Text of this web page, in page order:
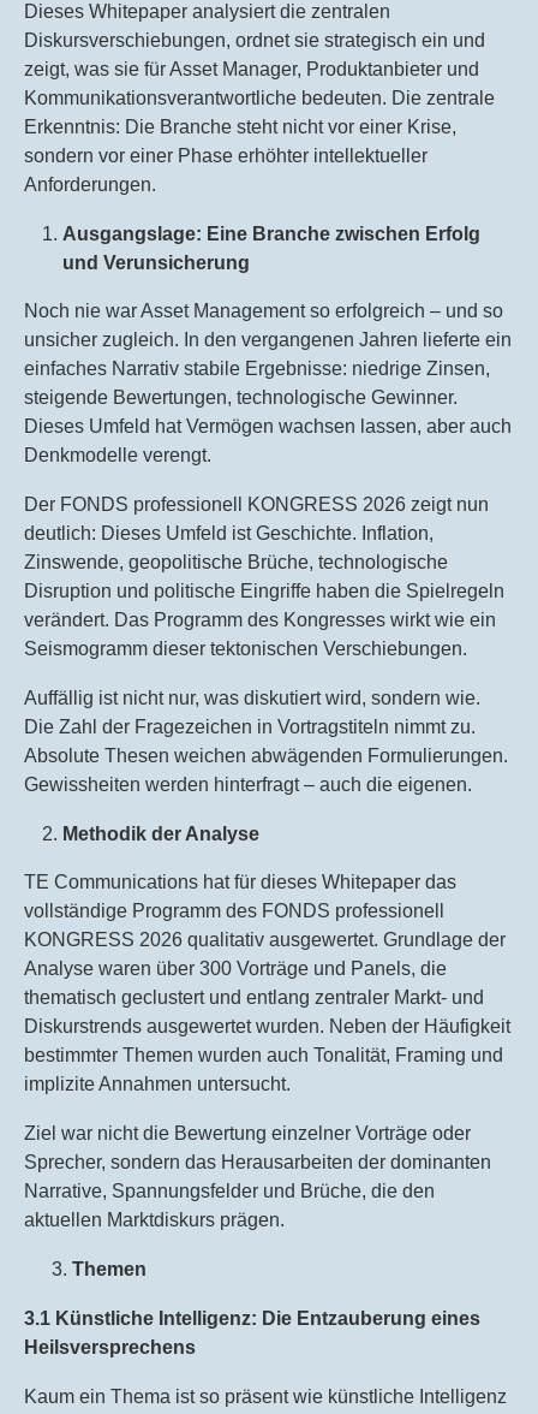
Dieses Whitepaper analysiert die zentralen
Diskursverschiebungen, ordnet sie strategisch ein und
zeigt, was sie für Asset Manager, Produktanbieter und
Kommunikationsverantwortliche bedeuten. Die zentrale
Erkenntnis: Die Branche steht nicht vor einer Krise,
sondern vor einer Phase erhöhter intellektueller
Anforderungen.
Ausgangslage: Eine Branche zwischen Erfolg
und Verunsicherung
Noch nie war Asset Management so erfolgreich – und so
unsicher zugleich. In den vergangenen Jahren lieferte ein
einfaches Narrativ stabile Ergebnisse: niedrige Zinsen,
steigende Bewertungen, technologische Gewinner.
Dieses Umfeld hat Vermögen wachsen lassen, aber auch
Denkmodelle verengt.
Der FONDS professionell KONGRESS 2026 zeigt nun
deutlich: Dieses Umfeld ist Geschichte. Inflation,
Zinswende, geopolitische Brüche, technologische
Disruption und politische Eingriffe haben die Spielregeln
verändert. Das Programm des Kongresses wirkt wie ein
Seismogramm dieser tektonischen Verschiebungen.
Auffällig ist nicht nur, was diskutiert wird, sondern wie.
Die Zahl der Fragezeichen in Vortragstiteln nimmt zu.
Absolute Thesen weichen abwägenden Formulierungen.
Gewissheiten werden hinterfragt – auch die eigenen.
Methodik der Analyse
TE Communications hat für dieses Whitepaper das
vollständige Programm des FONDS professionell
KONGRESS 2026 qualitativ ausgewertet. Grundlage der
Analyse waren über 300 Vorträge und Panels, die
thematisch geclustert und entlang zentraler Markt- und
Diskurstrends ausgewertet wurden. Neben der Häufigkeit
bestimmter Themen wurden auch Tonalität, Framing und
implizite Annahmen untersucht.
Ziel war nicht die Bewertung einzelner Vorträge oder
Sprecher, sondern das Herausarbeiten der dominanten
Narrative, Spannungsfelder und Brüche, die den
aktuellen Marktdiskurs prägen.
Themen
3.1 Künstliche Intelligenz: Die Entzauberung eines
Heilsversprechens
Kaum ein Thema ist so präsent wie künstliche Intelligenz